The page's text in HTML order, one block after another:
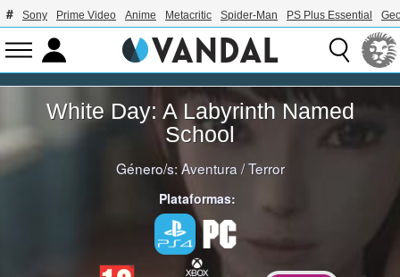
Sony Prime Video Anime Metacritic Spider-Man PS Plus Essential
White Day: A Labyrinth Named
School
Género/s:Aventura /Terror
Plataformas: